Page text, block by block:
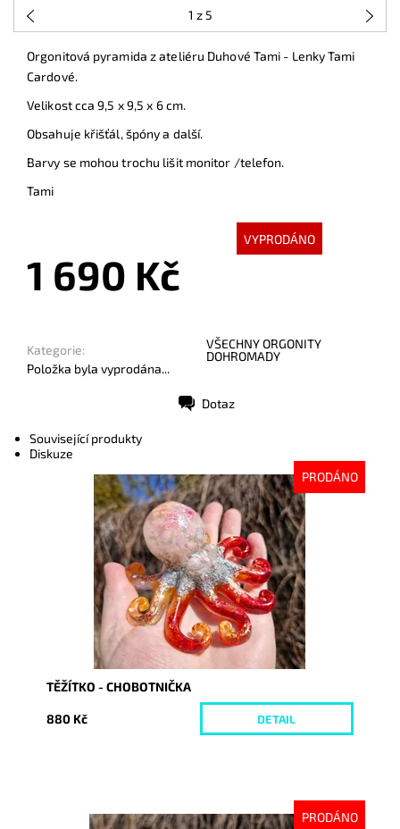
1 z 5
Orgonitová pyramida z ateliéru Duhové Tami - Lenky Tami
Cardové.
Velikost cca 9,5 x 9,5 x 6 cm.
Obsahuje křišťál, špóny a další.
Barvy se mohou trochu lišit monitor /telefon.
Tami
VYPRODÁNO
1 690 Kč
Kategorie:
VŠECHNY ORGONITY
DOHROMADY
Položka byla vyprodána...
Dotaz
Související produkty
Diskuze
PRODÁNO
Dostupnost:
Vyprodáno
10141
TĚŽÍTKO - CHOBOTNIČKA
880 Kč DETAIL
PRODÁNO